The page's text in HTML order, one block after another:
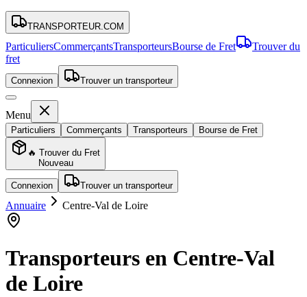
TRANSPORTEUR.COM
ParticuliersCommerçantsTransporteursBourse de Fret
Trouver du
fret
Connexion Trouver un transporteur
Menu
Particuliers Commerçants Transporteurs Bourse de Fret
🔥 Trouver du Fret
Nouveau
Connexion Trouver un transporteur
Annuaire Centre-Val de Loire
Transporteurs en Centre-Val
de Loire